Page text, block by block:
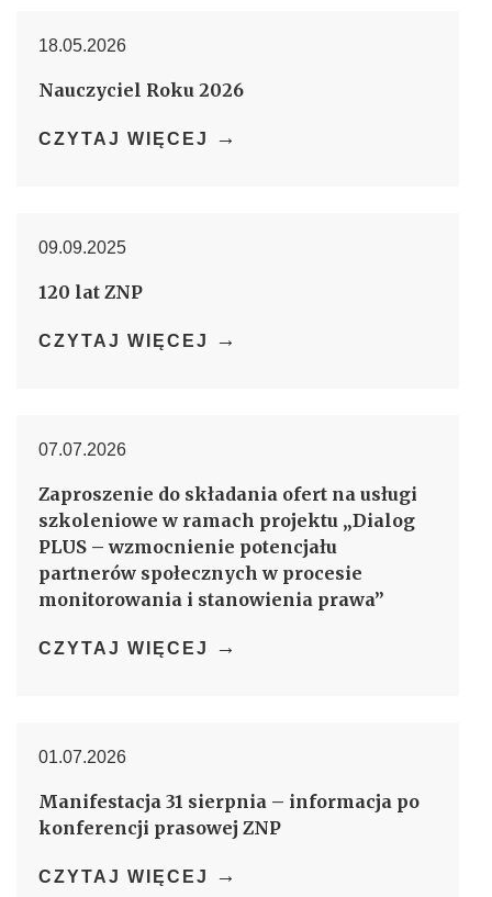
18.05.2026
Nauczyciel Roku 2026
CZYTAJ WIĘCEJ →
09.09.2025
120 lat ZNP
CZYTAJ WIĘCEJ →
07.07.2026
Zaproszenie do składania ofert na usługi
szkoleniowe w ramach projektu „Dialog
PLUS – wzmocnienie potencjału
partnerów społecznych w procesie
monitorowania i stanowienia prawa”
CZYTAJ WIĘCEJ →
01.07.2026
Manifestacja 31 sierpnia – informacja po
konferencji prasowej ZNP
CZYTAJ WIĘCEJ →